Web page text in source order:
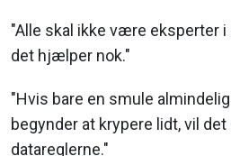
"Alle skal ikke være eksperter i
det hjælper nok."
"Hvis bare en smule
begynder at krypere lidt, vil
datareglerne."